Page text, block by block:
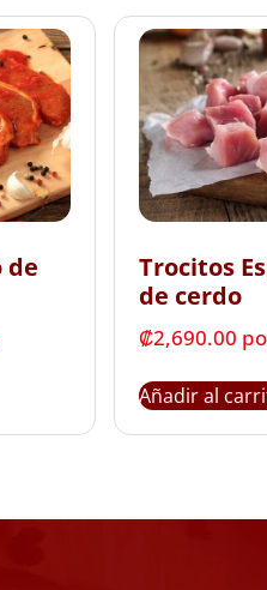
de
Trocitos
de cerdo
₡2,690.00
Añadir al